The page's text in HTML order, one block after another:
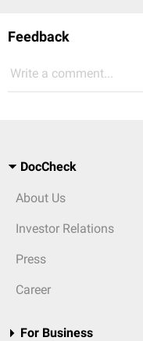
Feedback
Write a comment...
DocCheck
About Us
Investor Relations
Press
Career
For Business